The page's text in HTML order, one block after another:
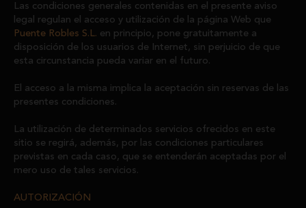
Las condiciones generales contenidas en el presente aviso
legal regulan el acceso y utilización de la página Web que
Puente Robles S.L. en principio, pone gratuitamente a
disposición de los usuarios de Internet, sin perjuicio de que
esta circunstancia pueda variar en el futuro.
El acceso a la misma implica la aceptación sin reservas de las
presentes condiciones.
La utilización de determinados servicios ofrecidos en este
sitio se regirá, además, por las condiciones particulares
previstas en cada caso, que se entenderán aceptadas por el
mero uso de tales servicios.
AUTORIZACIÓN